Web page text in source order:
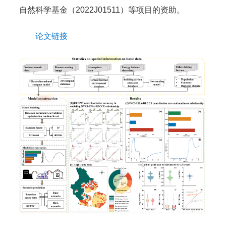
自然科学基金（2022J01511）等项目的资助。
论文链接